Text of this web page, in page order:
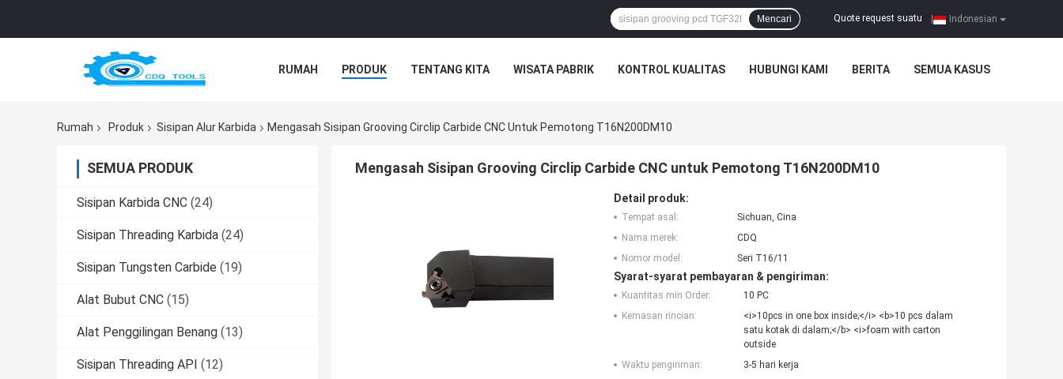
Indonesian
Quote request suatu
Mencari
RUMAH PRODUK TENTANG KITA WISATA PABRIK KONTROL KUALITAS HUBUNGI KAMI BERITA SEMUA KASUS
Rumah Produk Sisipan Alur Karbida Mengasah Sisipan Grooving Circlip Carbide CNC Untuk Pemotong T16N200DM10
SEMUA PRODUK
Sisipan Karbida CNC (24)
Sisipan Threading Karbida (24)
Sisipan Tungsten Carbide (19)
Alat Bubut CNC (15)
Alat Penggilingan Benang (13)
Sisipan Threading API (12)
Mengasah Sisipan Grooving Circlip Carbide CNC untuk Pemotong T16N200DM10
Detail produk:
Tempat asal:
Sichuan, Cina
Nama merek:
CDQ
Nomor model:
Seri T16/11
Syarat-syarat pembayaran & pengiriman:
Kuantitas min Order:
10 PC
Kemasan rincian:
<i>10pcs in one box inside;</i> <b>10 pcs dalam
satu kotak di dalam;</b> <i>foam with carton
outside
Waktu pengiriman:
3-5 hari kerja